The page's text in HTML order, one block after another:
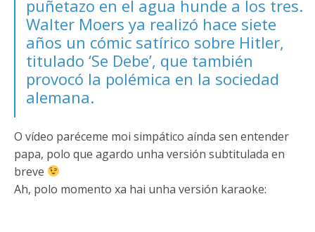
puñetazo en el agua hunde a los tres.
Walter Moers ya realizó hace siete
años un cómic satírico sobre Hitler,
titulado ‘Se Debe’, que también
provocó la polémica en la sociedad
alemana.
O vídeo paréceme moi simpático aínda sen entender
papa, polo que agardo unha versión subtitulada en
breve
Ah, polo momento xa hai unha versión karaoke: